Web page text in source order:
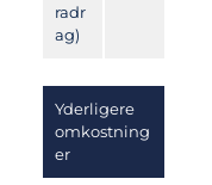
radr
ag)
Yderligere
omkostning
er